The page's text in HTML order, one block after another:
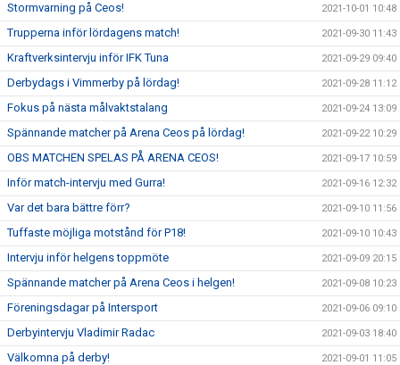
Stormvarning på Ceos! 2021-10-01 10:48
Trupperna inför lördagens match! 2021-09-30 11:43
Kraftverksintervju inför IFK Tuna 2021-09-29 09:40
Derbydags i Vimmerby på lördag! 2021-09-28 11:12
Fokus på nästa målvaktstalang 2021-09-24 13:09
Spännande matcher på Arena Ceos på lördag! 2021-09-22 10:29
OBS MATCHEN SPELAS PÅ ARENA CEOS! 2021-09-17 10:59
Inför match-intervju med Gurra! 2021-09-16 12:32
Var det bara bättre förr? 2021-09-10 11:56
Tuffaste möjliga motstånd för P18! 2021-09-10 10:43
Intervju inför helgens toppmöte 2021-09-09 20:15
Spännande matcher på Arena Ceos i helgen! 2021-09-08 10:23
Föreningsdagar på Intersport 2021-09-06 09:10
Derbyintervju Vladimir Radac 2021-09-03 18:40
Välkomna på derby! 2021-09-01 11:05